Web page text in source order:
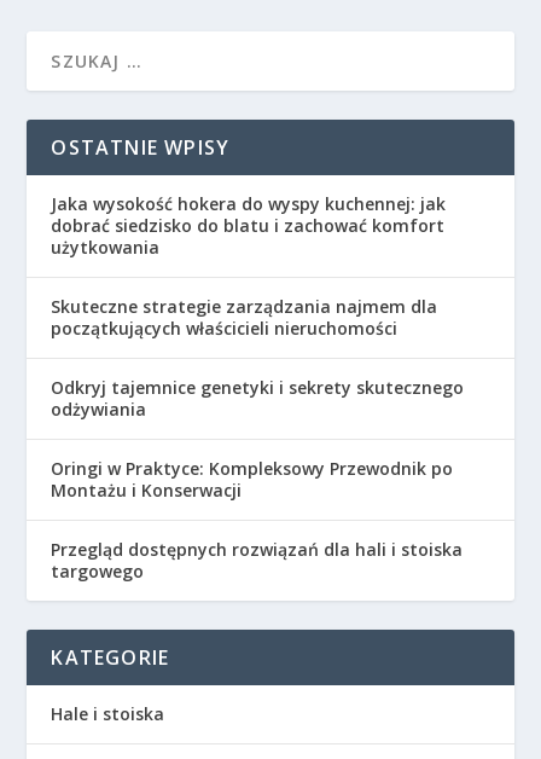
OSTATNIE WPISY
Jaka wysokość hokera do wyspy kuchennej: jak
dobrać siedzisko do blatu i zachować komfort
użytkowania
Skuteczne strategie zarządzania najmem dla
początkujących właścicieli nieruchomości
Odkryj tajemnice genetyki i sekrety skutecznego
odżywiania
Oringi w Praktyce: Kompleksowy Przewodnik po
Montażu i Konserwacji
Przegląd dostępnych rozwiązań dla hali i stoiska
targowego
KATEGORIE
Hale i stoiska